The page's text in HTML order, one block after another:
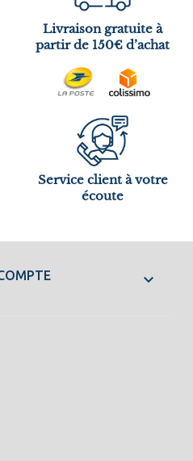
Livraison gratuite à
partir de 150€ d’achat
Service client à votre
écoute
